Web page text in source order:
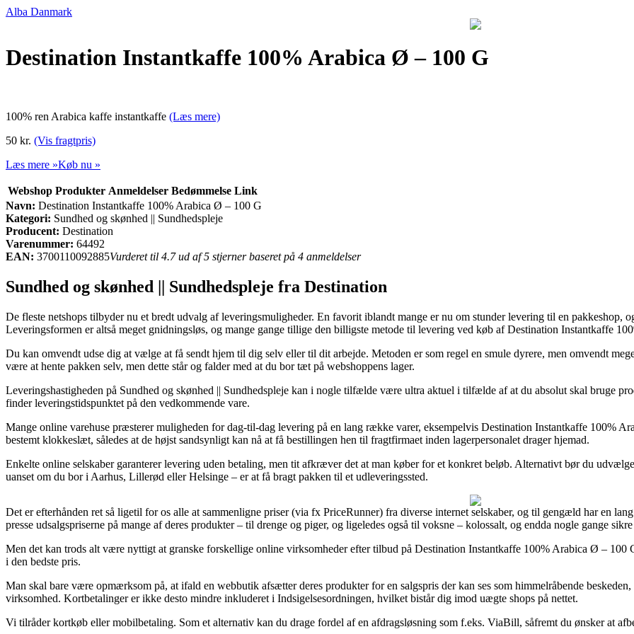
Alba Danmark
Destination Instantkaffe 100% Arabica Ø – 100 G
100% ren Arabica kaffe instantkaffe (Læs mere)
50 kr. (Vis fragtpris)
Læs mere »Køb nu »
Webshop Produkter Anmeldelser Bedømmelse Link
Navn: Destination Instantkaffe 100% Arabica Ø – 100 G
Kategori: Sundhed og skønhed || Sundhedspleje
Producent: Destination
Varenummer: 64492
EAN: 3700110092885Vurderet til 4.7 ud af 5 stjerner baseret på 4 anmeldelser
Sundhed og skønhed || Sundhedspleje fra Destination
De fleste netshops tilbyder nu et bredt udvalg af leveringsmuligheder. En favorit iblandt mange er nu om stunder levering til en pakkeshop,
Leveringsformen er altså meget gnidningsløs, og mange gange tillige den billigste metode til levering ved køb af Destination Instantkaffe
Du kan omvendt udse dig at vælge at få sendt hjem til dig selv eller til dit arbejde. Metoden er som regel en smule dyrere, men omvendt
være at hente pakken selv, men dette står og falder med at du bor tæt på webshoppens lager.
Leveringshastigheden på Sundhed og skønhed || Sundhedspleje kan i nogle tilfælde være ultra aktuel i tilfælde af at du absolut skal bruge
finder leveringstidspunktet på den vedkommende vare.
Mange online varehuse præsterer muligheden for dag-til-dag levering på en lang række varer, eksempelvis Destination Instantkaffe 100%
bestemt klokkeslæt, således at de højst sandsynligt kan nå at få bestillingen hen til fragtfirmaet inden lagerpersonalet drager hjemad.
Enkelte online selskaber garanterer levering uden betaling, men tit afkræver det at man køber for et konkret beløb. Alternativt bør du
uanset om du bor i Aarhus, Lillerød eller Helsinge – er at få bragt pakken til et udleveringssted.
Det er efterhånden ret så ligetil for os alle at sammenligne priser (via fx PriceRunner) fra diverse internet selskaber, og til gengæld har en
presse udsalgspriserne på mange af deres produkter – til drenge og piger, og ligeledes også til voksne – kolossalt, og endda nogle gange
Men det kan trods alt være nyttigt at granske forskellige online virksomheder efter tilbud på Destination Instantkaffe 100% Arabica Ø –
i den bedste pris.
Man skal bare være opmærksom på, at ifald en webbutik afsætter deres produkter for en salgspris der kan ses som himmelråbende
virksomhed. Kortbetalinger er ikke desto mindre inkluderet i Indsigelsesordningen, hvilket bistår dig imod uægte shops på nettet.
Vi tilråder kortkøb eller mobilbetaling. Som et alternativ kan du drage fordel af en afdragsløsning som f.eks. ViaBill, såfremt du ønsker at